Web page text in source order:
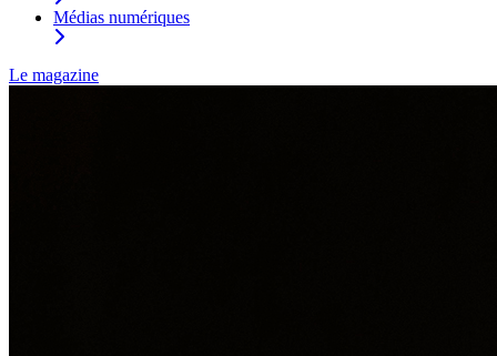
Médias numériques
Le magazine